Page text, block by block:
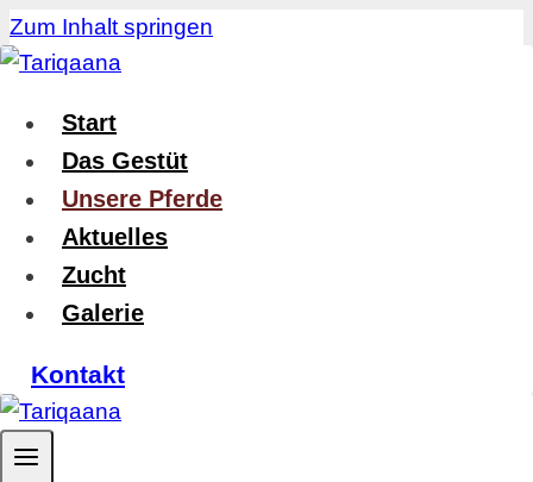
Zum Inhalt springen
Start
Das Gestüt
Unsere Pferde
Aktuelles
Zucht
Galerie
Kontakt